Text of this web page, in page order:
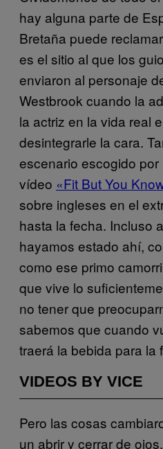
hay alguna parte de
Bretaña puede
es el sitio al que los
enviaron al personaje
Westbrook cuando la
la actriz en la vida real
desintegrarle la cara.
escenario escogido
vídeo «Fit But You
sobre ingleses en el
hasta la fecha. Incluso
hayamos estado ahí,
como ese primo
que vive lo
no tener que
sabemos que cuando
traerá la bebida para la
VIDEOS BY VICE
Pero las cosas
un abrir y cerrar de